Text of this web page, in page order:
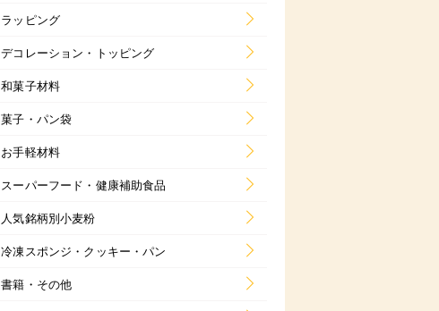
ラッピング
デコレーション・トッピング
和菓子材料
菓子・パン袋
お手軽材料
スーパーフード・健康補助食品
人気銘柄別小麦粉
冷凍スポンジ・クッキー・パン
書籍・その他